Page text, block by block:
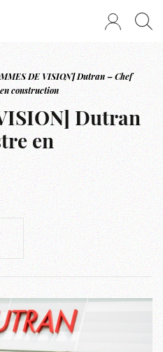
DE VISION] Dutran – Chef
construction
Dutran
en